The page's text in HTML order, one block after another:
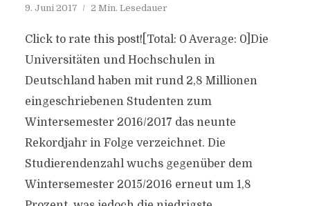
9. Juni 2017 2 Min. Lesedauer
Click to rate this post![Total: 0 Average: 0]Die
Universitäten und Hochschulen in
Deutschland haben mit rund 2,8 Millionen
eingeschriebenen Studenten zum
Wintersemester 2016/2017 das neunte
Rekordjahr in Folge verzeichnet. Die
Studierendenzahl wuchs gegenüber dem
Wintersemester 2015/2016 erneut um 1,8